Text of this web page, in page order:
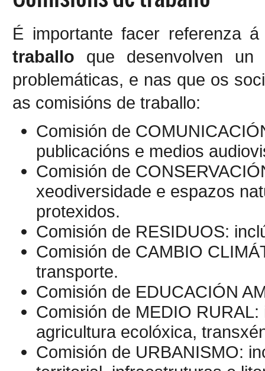
É importante facer referenza
traballo que desenvolven un
problemáticas, e nas que os
as comisións de traballo:
Comisión de
publicacións e medios
Comisión de
xeodiversidade e espazos
protexidos.
Comisión de RESIDUOS:
Comisión de CAMBIO
transporte.
Comisión de EDUCACIÓN
Comisión de MEDIO
agricultura ecolóxica,
Comisión de URBANISMO: